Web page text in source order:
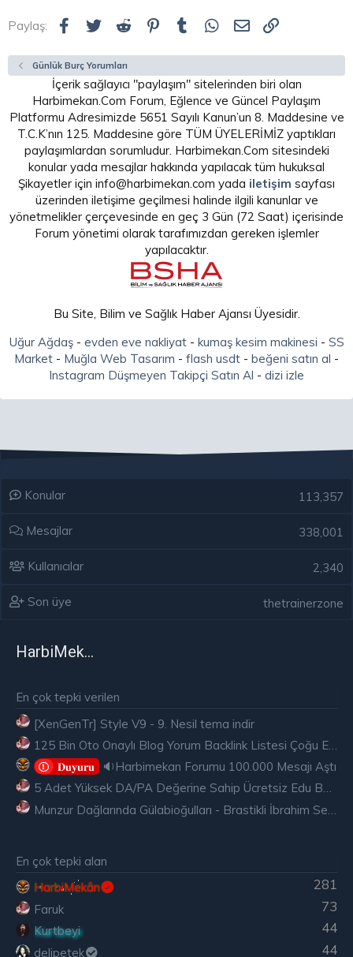
Paylaş: Facebook
Twitter Reddit Pinterest
Tumblr WhatsApp
E-posta
Günlük Burç Yorumları
İçerik sağlayıcı "paylaşım" sitelerinden biri olan
Harbimekan.Com Forum, Eğlence ve Güncel Paylaşım
Platformu Adresimizde 5651 Sayılı Kanun’un 8. Maddesine ve
T.C.K’nın 125. Maddesine göre TÜM ÜYELERİMİZ yaptıkları
paylaşımlardan sorumludur. Harbimekan.Com sitesindeki
konular yada mesajlar hakkında yapılacak tüm hukuksal
Şikayetler için info@harbimekan.com yada iletişim sayfası
üzerinden iletişime geçilmesi halinde ilgili kanunlar ve
yönetmelikler çerçevesinde en geç 3 Gün (72 Saat) içerisinde
Forum yönetimi olarak tarafımızdan gereken işlemler
yapılacaktır.
Bu Site, Bilim ve Sağlık Haber Ajansı Üyesidir.
Uğur Ağdaş- evden eve nakliyat- kumaş kesim makinesi - SS
Market - Muğla Web Tasarım - flash usdt - beğeni satın al -
Instagram Düşmeyen Takipçi Satın Al - dizi izle
Konular 113,357
Mesajlar 338,001
Kullanıcılar 2,340
Son üye thetrainerzone
HarbiMekân
En çok tepki verilen
[XenGenTr] Style V9 - 9. Nesil tema indir
125 Bin Oto Onaylı Blog Yorum Backlink Listesi Çoğu Edu ve Gov Ücretsiz
𝐃𝐮𝐲𝐮𝐫𝐮
🔉Harbimekan Forumu 100.000 Mesajı Aştı
5 Adet Yüksek DA/PA Değerine Sahip Ücretsiz Edu Backlink
En çok tepki alan
281
HarbiMekân
73
Faruk
44
Kurtbeyi
44
delipetek